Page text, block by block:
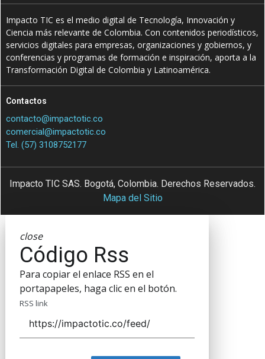
Impacto TIC es el medio digital de Tecnología, Innovación y
Ciencia más relevante de Colombia. Con contenidos periodísticos,
servicios digitales para empresas, organizaciones y gobiernos, y
conferencias y programas de formación e inspiración, aporta a la
Transformación Digital de Colombia y Latinoamérica.
Contactos
contacto@impactotic.co
comercial@impactotic.co
Tel. (57) 3108752177
Impacto TIC SAS. Bogotá, Colombia. Derechos Reservados.
Mapa del Sitio
close
Código Rss
Para copiar el enlace RSS en el
portapapeles, haga clic en el botón.
RSS link